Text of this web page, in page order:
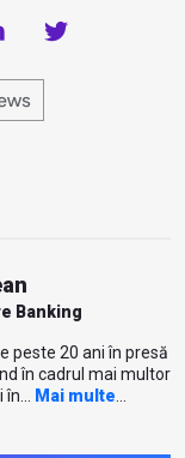
Banking
peste 20 ani în presă
în cadrul mai multor
Mai multe